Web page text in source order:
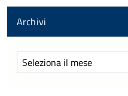
Archivi
Archivi